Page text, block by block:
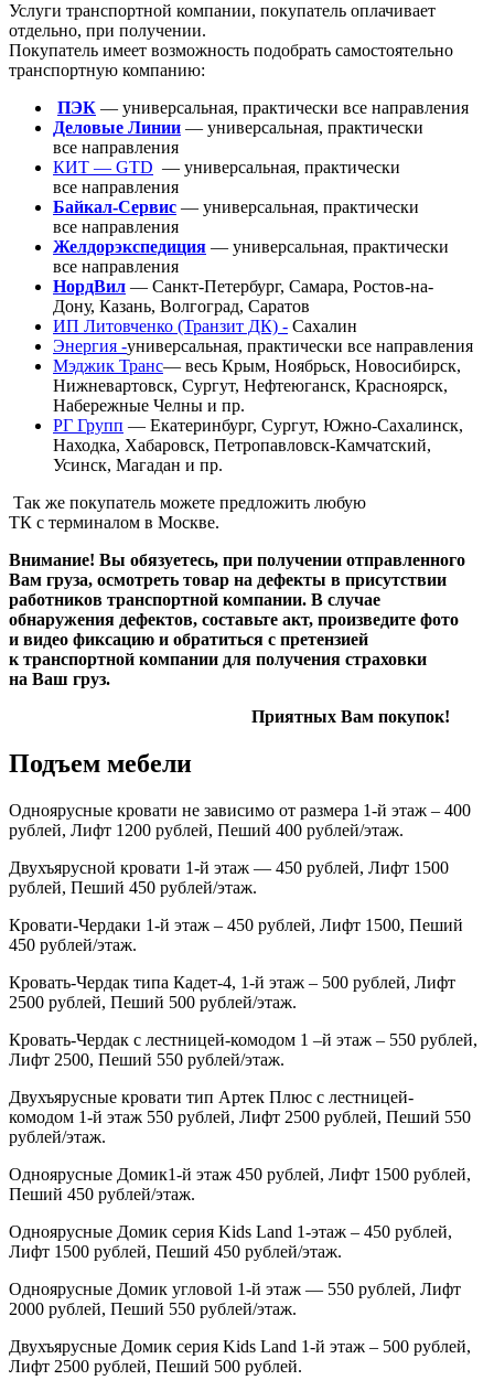
Услуги транспортной компании, покупатель оплачивает
отдельно, при получении.
Покупатель имеет возможность подобрать самостоятельно
транспортную компанию:
ПЭК — универсальная, практически все направления
Деловые Линии — универсальная, практически
все направления
КИТ — GTD — универсальная, практически
все направления
Байкал-Сервис — универсальная, практически
все направления
Желдорэкспедиция — универсальная, практически
все направления
НордВил — Санкт-Петербург, Самара, Ростов-на-
Дону, Казань, Волгоград, Саратов
ИП Литовченко (Транзит ДК) - Сахалин
Энергия -универсальная, практически все направления
Мэджик Транс— весь Крым, Ноябрьск, Новосибирск,
Нижневартовск, Сургут, Нефтеюганск, Красноярск,
Набережные Челны и пр.
РГ Групп — Екатеринбург, Сургут, Южно-Сахалинск,
Находка, Хабаровск, Петропавловск-Камчатский,
Усинск, Магадан и пр.
Так же покупатель можете предложить любую
ТК с терминалом в Москве.
Внимание! Вы обязуетесь, при получении отправленного
Вам груза, осмотреть товар на дефекты в присутствии
работников транспортной компании. В случае
обнаружения дефектов, составьте акт, произведите фото
и видео фиксацию и обратиться с претензией
к транспортной компании для получения страховки
на Ваш груз.
Приятных Вам покупок!
Подъем мебели
Одноярусные кровати не зависимо от размера 1-й этаж – 400
рублей, Лифт 1200 рублей, Пеший 400 рублей/этаж.
Двухъярусной кровати 1-й этаж — 450 рублей, Лифт 1500
рублей, Пеший 450 рублей/этаж.
Кровати-Чердаки 1-й этаж – 450 рублей, Лифт 1500, Пеший
450 рублей/этаж.
Кровать-Чердак типа Кадет-4, 1-й этаж – 500 рублей, Лифт
2500 рублей, Пеший 500 рублей/этаж.
Кровать-Чердак с лестницей-комодом 1 –й этаж – 550 рублей,
Лифт 2500, Пеший 550 рублей/этаж.
Двухъярусные кровати тип Артек Плюс с лестницей-
комодом 1-й этаж 550 рублей, Лифт 2500 рублей, Пеший 550
рублей/этаж.
Одноярусные Домик1-й этаж 450 рублей, Лифт 1500 рублей,
Пеший 450 рублей/этаж.
Одноярусные Домик серия Kids Land 1-этаж – 450 рублей,
Лифт 1500 рублей, Пеший 450 рублей/этаж.
Одноярусные Домик угловой 1-й этаж — 550 рублей, Лифт
2000 рублей, Пеший 550 рублей/этаж.
Двухъярусные Домик серия Kids Land 1-й этаж – 500 рублей,
Лифт 2500 рублей, Пеший 500 рублей.